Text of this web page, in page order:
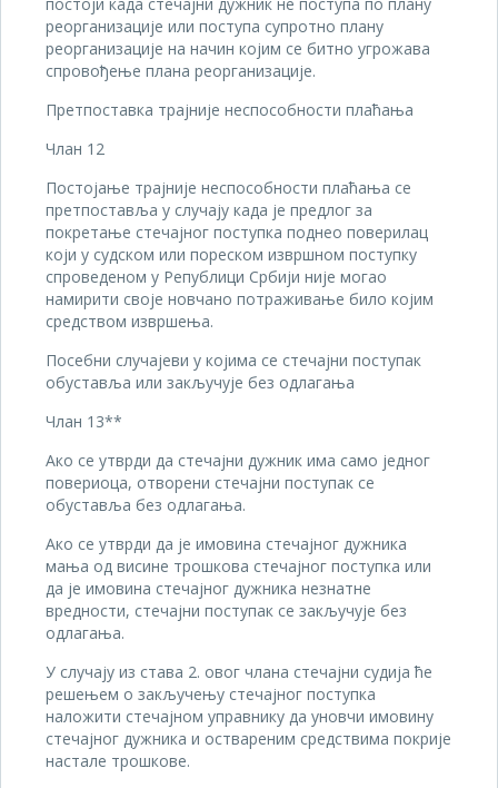
реорганизације или поступа супротно плану
реорганизације на начин којим се битно угрожава
спровођење плана реорганизације.
Претпоставка трајније неспособности плаћања
Члан 12
Постојање трајније неспособности плаћања се
претпоставља у случају када је предлог за
покретање стечајног поступка поднео поверилац
који у судском или пореском извршном поступку
спроведеном у Републици Србији није могао
намирити своје новчано потраживање било којим
средством извршења.
Посебни случајеви у којима се стечајни поступак
обуставља или закључује без одлагања
Члан 13**
Ако се утврди да стечајни дужник има само једног
повериоца, отворени стечајни поступак се
обуставља без одлагања.
Ако се утврди да је имовина стечајног дужника
мања од висине трошкова стечајног поступка или
да је имовина стечајног дужника незнатне
вредности, стечајни поступак се закључује без
одлагања.
У случају из става 2. овог члана стечајни судија ће
решењем о закључењу стечајног поступка
наложити стечајном управнику да уновчи имовину
стечајног дужника и оствареним средствима покрије
настале трошкове.